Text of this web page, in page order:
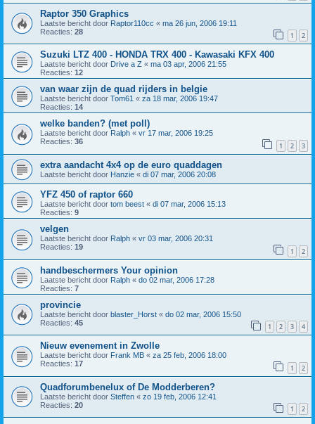
Raptor 350 Graphics
Laatste bericht door Raptor110cc « ma 26 jun, 2006 19:11
Reacties: 28 1 2
Suzuki LTZ 400 - HONDA TRX 400 - Kawasaki KFX 400
Laatste bericht door Drive a Z « ma 03 apr, 2006 21:55
Reacties: 12
van waar zijn de quad rijders in belgie
Laatste bericht door Tom61 « za 18 mar, 2006 19:47
Reacties: 14
welke banden? (met poll)
Laatste bericht door Ralph « vr 17 mar, 2006 19:25
Reacties: 36 1 2 3
extra aandacht 4x4 op de euro quaddagen
Laatste bericht door Hanzie « di 07 mar, 2006 20:08
YFZ 450 of raptor 660
Laatste bericht door tom beest « di 07 mar, 2006 15:13
Reacties: 9
velgen
Laatste bericht door Ralph « vr 03 mar, 2006 20:31
Reacties: 19 1 2
handbeschermers Your opinion
Laatste bericht door Ralph « do 02 mar, 2006 17:28
Reacties: 7
provincie
Laatste bericht door blaster_Horst « do 02 mar, 2006 15:50
Reacties: 45 1 2 3 4
Nieuw evenement in Zwolle
Laatste bericht door Frank MB « za 25 feb, 2006 18:00
Reacties: 17 1 2
Quadforumbenelux of De Modderberen?
Laatste bericht door Steffen « zo 19 feb, 2006 12:41
Reacties: 20 1 2